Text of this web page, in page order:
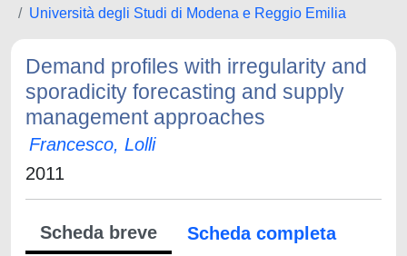
Università degli Studi di Modena e Reggio Emilia
Demand profiles with irregularity and
sporadicity forecasting and supply
management approaches
Francesco, Lolli
2011
Scheda breve
Scheda completa